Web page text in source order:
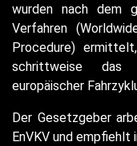
wurden nach dem
Verfahren
Procedure)
schrittweise das
europäischer
Der Gesetzgeber
EnVKV und empfiehlt